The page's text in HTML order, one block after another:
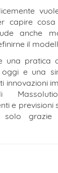
capire
anche
il
una pratica
oggi e una
innovazioni
e previsioni
solo